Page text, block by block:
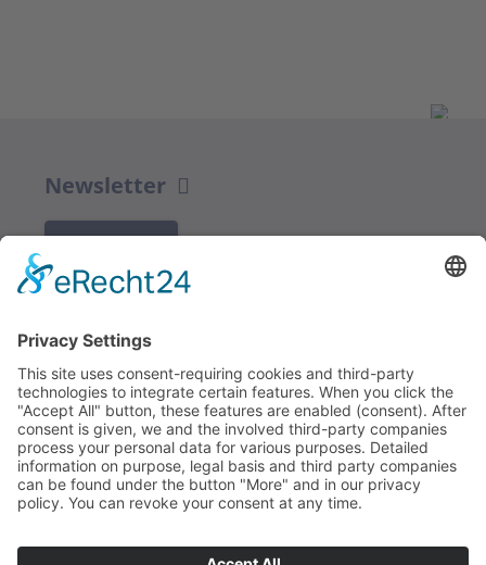
Newsletter
Redakce bbkult.net
Centrum Bavaria Bohemia (CeBB)
Dr. Veronika Hofinger
Freyung 1, 92539 Schönsee
Tel.:+49 (0)9674 / 92 48 78
veronika.hofinger@cebb.de